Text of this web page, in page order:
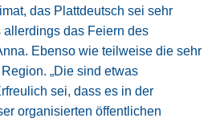
das Plattdeutsch sei sehr
allerdings das Feiern des
Ebenso wie teilweise die sehr
„Die sind etwas
sei, dass es in der
organisierten öffentlichen